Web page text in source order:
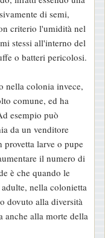
di semi,
criterio l'umidità nel
stessi all'interno del
o batteri pericolosi.
nella colonia invece,
comune, ed ha
esempio può
da un venditore
larve o pupe
il numero di
è che quando le
nella colonietta
dovuto alla diversità
anche alla morte della